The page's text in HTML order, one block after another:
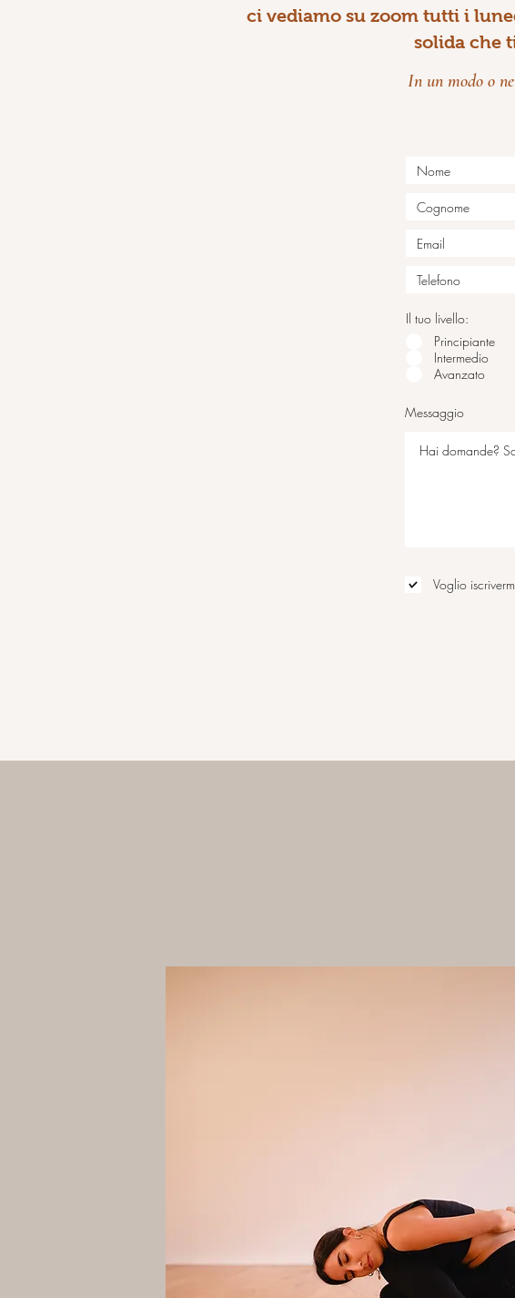
ci vediamo su zoom tutti i
solida che
In un modo o
Il tuo livello:
Principiante
Intermedio
Avanzato
Messaggio
Voglio